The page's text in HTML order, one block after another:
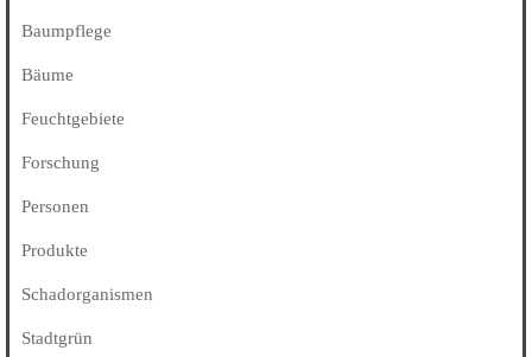
Baumpflege
Bäume
Feuchtgebiete
Forschung
Personen
Produkte
Schadorganismen
Stadtgrün